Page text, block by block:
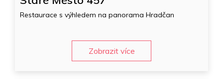
Restaurace s výhledem na panorama Hradčan
Zobrazit více